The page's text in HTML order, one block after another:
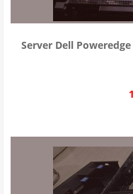
Server Dell Poweredge